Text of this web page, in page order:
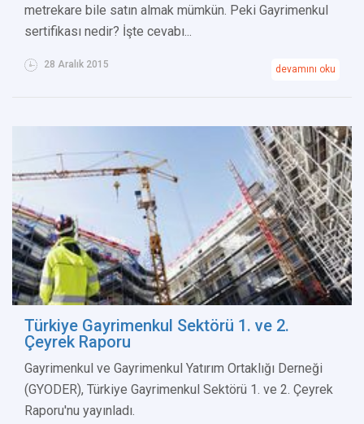
metrekare bile satın almak mümkün. Peki Gayrimenkul
sertifikası nedir? İşte cevabı...
28 Aralık 2015 devamını oku
Türkiye Gayrimenkul Sektörü 1. ve 2.
Çeyrek Raporu
Gayrimenkul ve Gayrimenkul Yatırım Ortaklığı Derneği
(GYODER), Türkiye Gayrimenkul Sektörü 1. ve 2. Çeyrek
Raporu'nu yayınladı.